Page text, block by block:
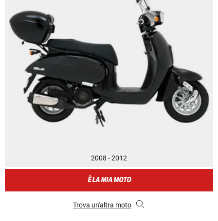
2008 - 2012
È LA MIA MOTO
Trova un'altra moto